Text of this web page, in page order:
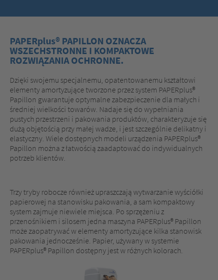
PAPERplus® PAPILLON OZNACZA
WSZECHSTRONNE I KOMPAKTOWE
ROZWIĄZANIA OCHRONNE.
Dzięki swojemu specjalnemu, opatentowanemu kształtowi
elementy amortyzujące tworzone przez system PAPERplus®
Papillon gwarantuje optymalne zabezpieczenie dla małych i
średniej wielkości towarów. Nadaje się do wypełniania
pustych przestrzeni i pakowania produktów, charakteryzuje się
dużą objętością przy małej wadze, i jest szczególnie delikatny i
elastyczny. Wiele dostępnych modeli urządzenia PAPERplus®
Papillon można z łatwością zaadaptować do indywidualnych
potrzeb klientów.
Trzy tryby robocze również upraszczają wytwarzanie wyściółki
papierowej na stanowisku pakowania, a sam kompaktowy
system zajmuje niewiele miejsca. Po sprzężeniu z
przenośnikiem i silosem jedna maszyna PAPERplus® Papillon
może zaopatrywać w elementy amortyzujące kilka stanowisk
pakowania jednocześnie. Papier, używany w systemie
PAPERplus® Papillon dostępny jest w różnych kolorach.